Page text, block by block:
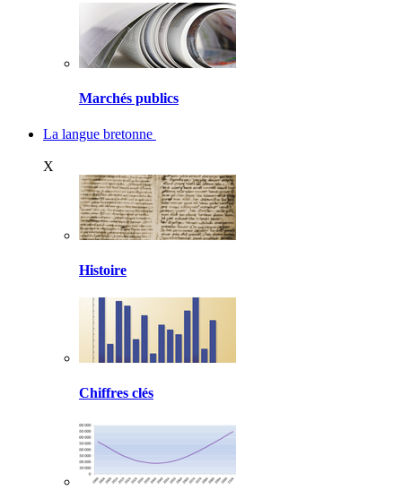
Marchés publics
La langue bretonne
X
Histoire
Chiffres clés